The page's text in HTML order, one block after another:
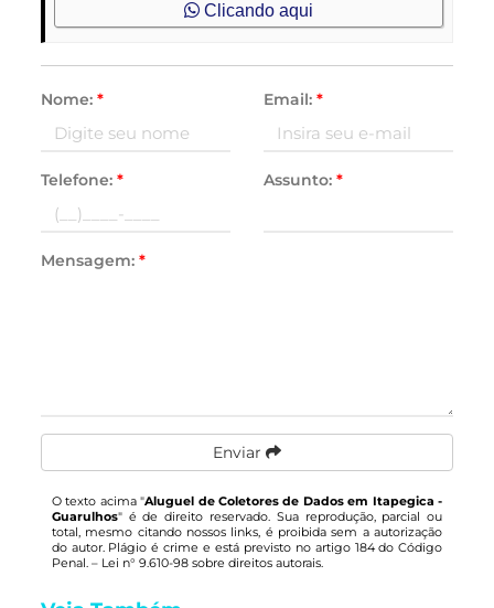
Clicando aqui
Nome: * Email: *
Telefone: * Assunto: *
Mensagem: *
Enviar
O texto acima "Aluguel de Coletores de Dados em Itapegica -
Guarulhos" é de direito reservado. Sua reprodução, parcial ou
total, mesmo citando nossos links, é proibida sem a autorização
do autor. Plágio é crime e está previsto no artigo 184 do Código
Penal. – Lei n° 9.610-98 sobre direitos autorais.